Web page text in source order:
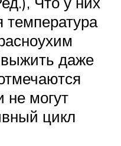
температура
даже
не могут
цикл